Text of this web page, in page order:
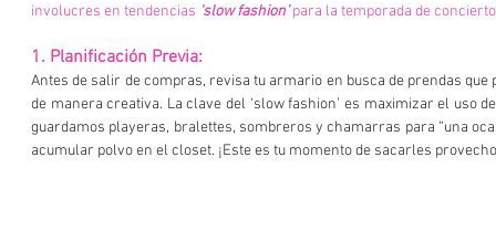
involucres en tendencias ‘slow fashion’ para la temporada de
1. Planificación Previa:
Antes de salir de compras, revisa tu armario en busca de prendas
de manera creativa. La clave del ‘slow fashion’ es maximizar el uso
guardamos playeras, bralettes, sombreros y chamarras para “una
acumular polvo en el closet. ¡Este es tu momento de sacarles